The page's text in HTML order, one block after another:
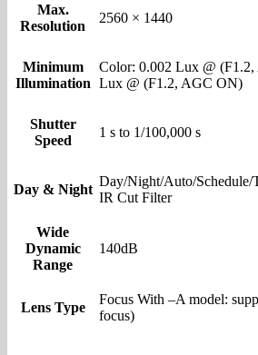
Max.
Resolution
2560 × 1440
Minimum
Illumination
Color: 0.002 Lux @
Lux @ (F1.2, AGC ON)
Shutter
Speed
1 s to 1/100,000 s
Day & Night
Day/Night/Auto/Schedule/
IR Cut Filter
Wide
Dynamic
Range
140dB
Lens Type
Focus With –A model:
focus)